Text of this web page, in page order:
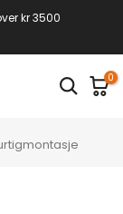
kr 3500
0